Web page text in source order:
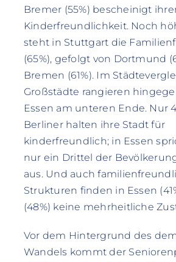
Bremer (55%) bescheinigt
Kinderfreundlichkeit. Noch
steht in Stuttgart die
(65%), gefolgt von Dortmund
Bremen (61%). Im
Großstädte rangieren
Essen am unteren Ende. Nur
Berliner halten ihre Stadt für
kinderfreundlich; in Essen
nur ein Drittel der
aus. Und auch
Strukturen finden in Essen
(48%) keine mehrheitliche
Vor dem Hintergrund des
Wandels kommt der